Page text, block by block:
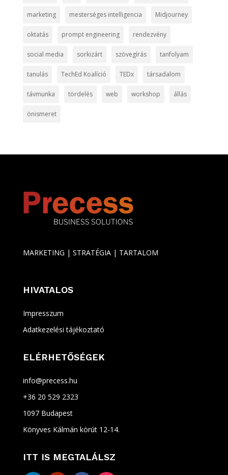
marketing mesterséges intelligencia Midjourney
oktatás prompt engineering rendezvény
social media sorkizárt szövegírás tanfolyam
tanulás TechEd Koalíció TEDx társadalom
távmunka tördelés web workshop állás
önismeret
MARKETING | STRATÉGIA | TARTALOM
HIVATALOS
Impresszum
Adatkezelési tájékoztató
ELÉRHETŐSÉGEK
info@precess.hu
+36 20 529 2323
1097 Budapest
Könyves Kálmán körút 12-14.
ITT IS MEGTALÁLSZ